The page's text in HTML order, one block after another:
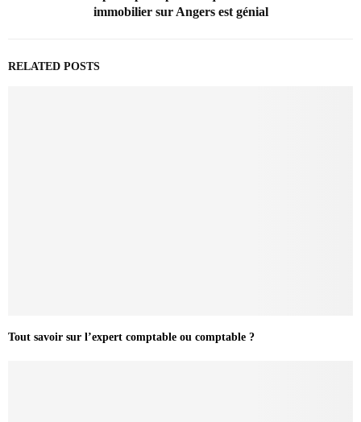
immobilier sur Angers est génial
RELATED POSTS
Tout savoir sur l’expert comptable ou comptable ?